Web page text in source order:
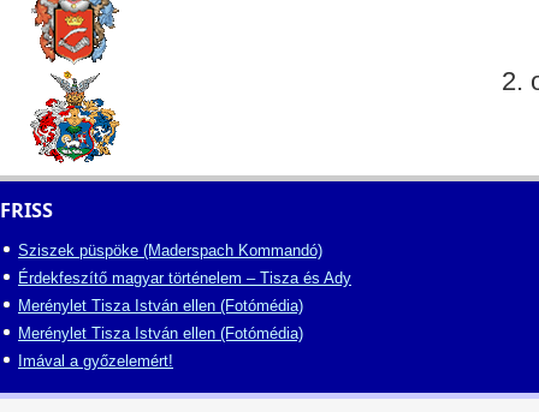
2.
FRISS
Sziszek püspöke (Maderspach Kommandó)
Érdekfeszítő magyar történelem – Tisza és Ady
Merénylet Tisza István ellen (Fotómédia)
Merénylet Tisza István ellen (Fotómédia)
Imával a győzelemért!